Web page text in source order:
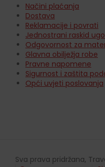
Načini plaćanja
Dostava
Reklamacije i povrati
Jednostrani raskid
Odgovornost za
Glavna obilježja robe
Pravne napomene
Sigurnost i zaštita
Opći uvjeti poslovanja
Sva prava pridržana,